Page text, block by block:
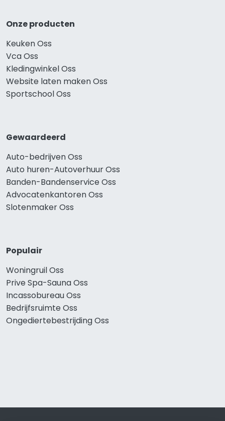
Onze producten
Keuken Oss
Vca Oss
Kledingwinkel Oss
Website laten maken Oss
Sportschool Oss
Gewaardeerd
Auto-bedrijven Oss
Auto huren-Autoverhuur Oss
Banden-Bandenservice Oss
Advocatenkantoren Oss
Slotenmaker Oss
Populair
Woningruil Oss
Prive Spa-Sauna Oss
Incassobureau Oss
Bedrijfsruimte Oss
Ongediertebestrijding Oss